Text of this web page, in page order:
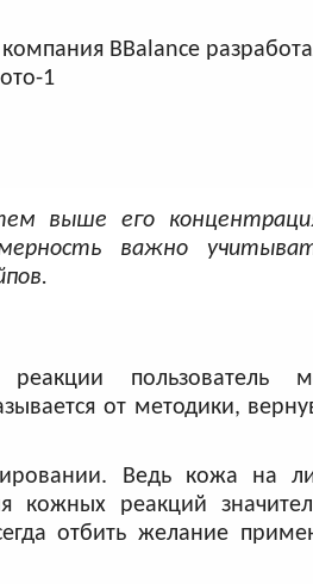
выше его
важно
пользователь
от методики,
Ведь кожа
реакций
отбить желание